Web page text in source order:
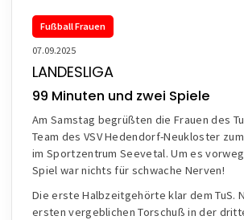
Fußball Frauen
07.09.2025
LANDESLIGA
99 Minuten und zwei Spiele
Am Samstag begrüßten die Frauen des
Team des VSV Hedendorf-Neukloster
im Sportzentrum Seevetal. Um es
Spiel war nichts für schwache Nerven!
Die erste Halbzeitgehörte klar dem TuS.
ersten vergeblichen Torschuß in der